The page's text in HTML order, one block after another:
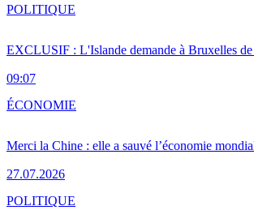
EXCLUSIF : L'Islande demande à Bruxelles
09:07
POLITIQUE
Merci la Chine : elle a sauvé l’économie
27.07.2026
ÉCONOMIE
POLITIQUE